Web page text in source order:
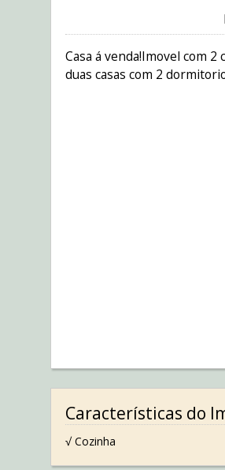
Casa á venda!Imovel com 2
duas casas com 2
Características do
√ Cozinha